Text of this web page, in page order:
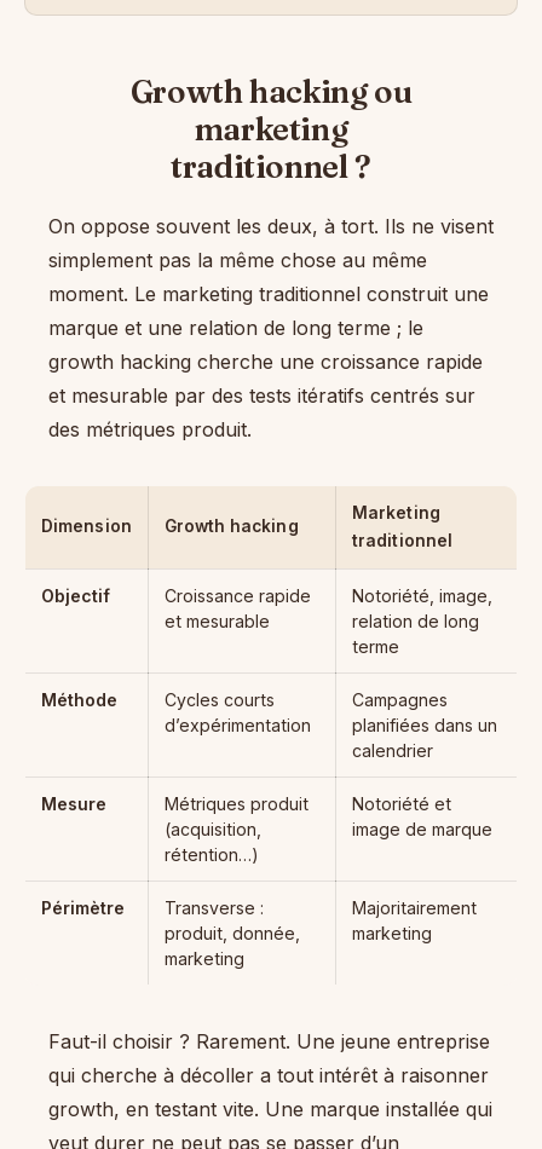
Growth hacking ou
marketing
traditionnel ?
On oppose souvent les deux, à tort. Ils ne visent
simplement pas la même chose au même
moment. Le marketing traditionnel construit une
marque et une relation de long terme ; le
growth hacking cherche une croissance rapide
et mesurable par des tests itératifs centrés sur
des métriques produit.
Dimension Growth hacking
Marketing
traditionnel
Objectif
Croissance rapide
et mesurable
Notoriété, image,
relation de long
terme
Méthode
Cycles courts
d’expérimentation
Campagnes
planifiées dans un
calendrier
Mesure
Métriques produit
(acquisition,
rétention…)
Notoriété et
image de marque
Périmètre
Transverse :
produit, donnée,
marketing
Majoritairement
marketing
Faut-il choisir ? Rarement. Une jeune entreprise
qui cherche à décoller a tout intérêt à raisonner
growth, en testant vite. Une marque installée qui
veut durer ne peut pas se passer d’un